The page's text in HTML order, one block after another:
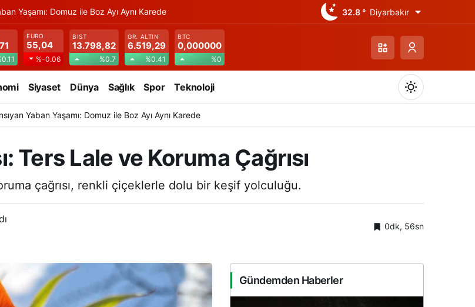
Yaşamı: Domuz ile Boz Ayı Aynı Karede 32.8 ° Diyarbakır
EURO
55,04
%-0.06
BIST
13.798,82
%0.7
GR. ALTIN
6.519,29
%0.41
BTC
0,000000
%0
Siyaset Dünya Sağlık Spor Teknoloji
Gündüz Modu
Gündüz modunu seçin.
Sistem Modu
Sistem modunu seçin.
Yaban Yaşamı: Domuz ile Boz Ayı Aynı Karede
Ters Lale ve Koruma Çağrısı
çağrısı, renkli çiçeklerle dolu bir keşif yolculuğu.
0dk, 56sn
Gündemden Haberler